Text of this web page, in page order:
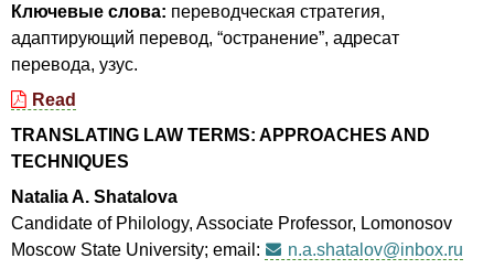
Ключевые слова: переводческая стратегия,
адаптирующий перевод, “остранение”, адресат
перевода, узус.
Read
TRANSLATING LAW TERMS: APPROACHES AND
TECHNIQUES
Natalia A. Shatalova
Candidate of Philology, Associate Professor, Lomonosov
Moscow State University; email:
n.a.shatalov@inbox.ru